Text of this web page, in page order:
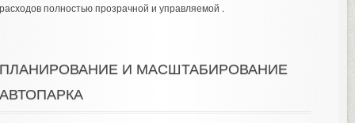
полностью прозрачной и управляемой .
И МАСШТАБИРОВАНИЕ